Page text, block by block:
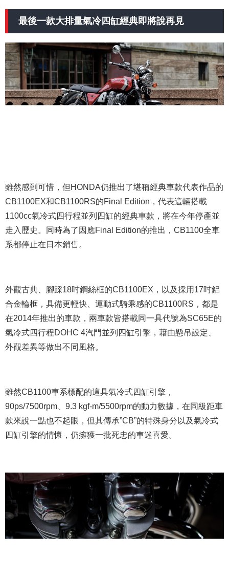
最後一款大排量氣冷四缸經典即將說再見
雖然感到可惜，但HONDA仍推出了堪稱經典車款代表作品的
CB1100EX和CB1100RS的Final Edition，代表這輛搭載
1100cc氣冷式四行程並列四缸的經典車款，將在今年停產並
走入歷史。同時為了因應Final Edition的推出，CB1100全車
系都停止在日本銷售。
外觀古典、腳踩18吋鋼絲框的CB1100EX，以及採用17吋鋁
合金輪框，具備更輕快、運動式騎乘感的CB1100RS，都是
在2014年推出的車款，兩車款皆搭載同一具代號為SC65E的
氣冷式四行程DOHC 4汽門並列四缸引擎，藉由懸吊設定、
外觀差異等做出不同風格。
雖然CB1100車系標配的這具氣冷式四缸引擎，
90ps/7500rpm、9.3 kgf-m/5500rpm的動力數據，在同級距車
款來說一點也不起眼，但其傳承”CB”的特殊身分以及氣冷式
四缸引擎的情懷，仍擁獲一批死忠的車迷喜愛。